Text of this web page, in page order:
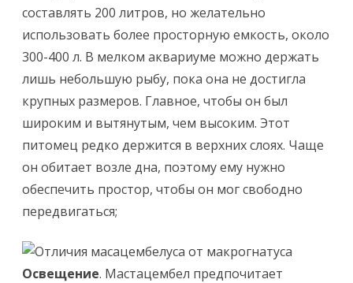
составлять 200 литров, но желательно
использовать более просторную емкость, около
300-400 л. В мелком аквариуме можно держать
лишь небольшую рыбу, пока она не достигла
крупных размеров. Главное, чтобы он был
широким и вытянутым, чем высоким. Этот
питомец редко держится в верхних слоях. Чаще
он обитает возле дна, поэтому ему нужно
обеспечить простор, чтобы он мог свободно
передвигаться;
Освещение. Мастацембел предпочитает